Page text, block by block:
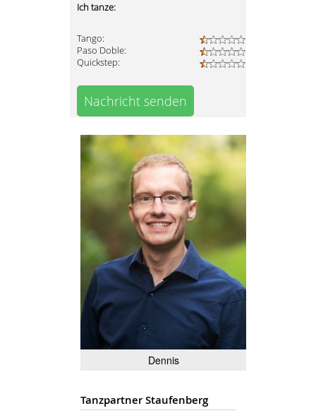
Ich tanze:
Tango:
Paso Doble:
Quickstep:
Nachricht senden
Dennis
Tanzpartner Staufenberg